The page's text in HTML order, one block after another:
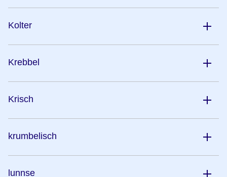
Kolter
Krebbel
Krisch
krumbelisch
lunnse